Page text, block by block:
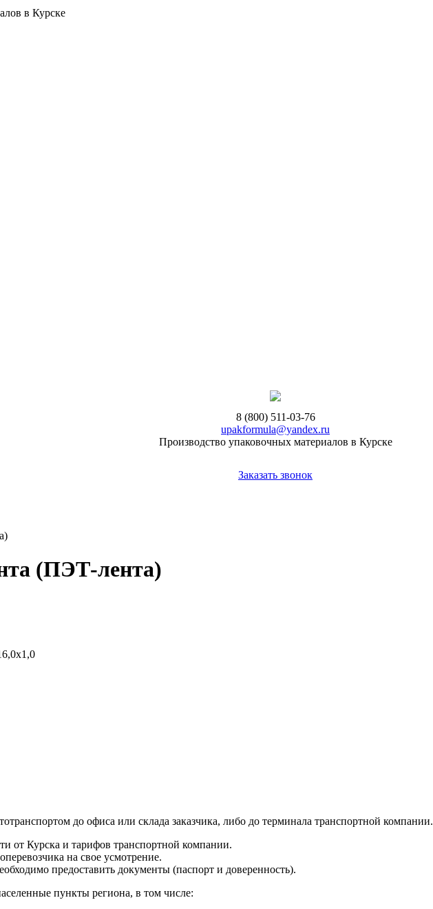
в Курске
8 (800) 511-03-76
upakformula@yandex.ru
Производство упаковочных материалов в Курске
Заказать звонок
(ПЭТ-лента)
до офиса или склада заказчика, либо до терминала транспортной компании.
от Курска и тарифов транспортной компании.
на свое усмотрение.
предоставить документы (паспорт и доверенность).
пункты региона, в том числе: